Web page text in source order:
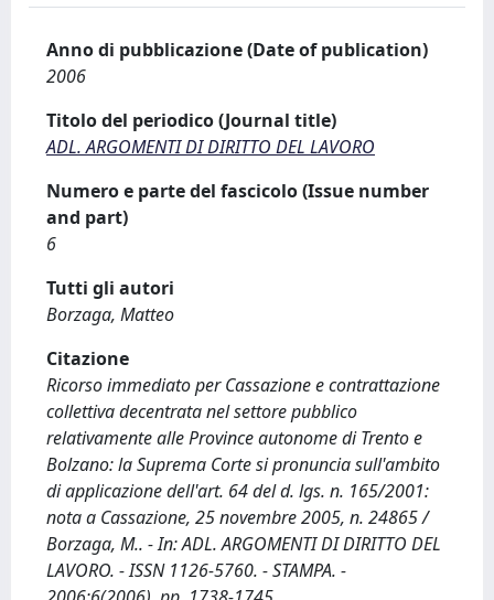
Anno di pubblicazione (Date of publication)
2006
Titolo del periodico (Journal title)
ADL. ARGOMENTI DI DIRITTO DEL LAVORO
Numero e parte del fascicolo (Issue number
and part)
6
Tutti gli autori
Borzaga, Matteo
Citazione
Ricorso immediato per Cassazione e contrattazione
collettiva decentrata nel settore pubblico
relativamente alle Province autonome di Trento e
Bolzano: la Suprema Corte si pronuncia sull'ambito
di applicazione dell'art. 64 del d. lgs. n. 165/2001:
nota a Cassazione, 25 novembre 2005, n. 24865 /
Borzaga, M.. - In: ADL. ARGOMENTI DI DIRITTO DEL
LAVORO. - ISSN 1126-5760. - STAMPA. -